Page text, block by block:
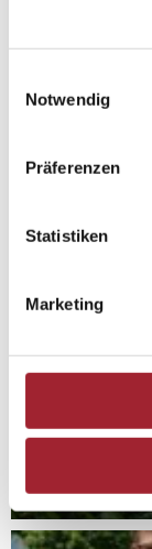
Notwendig
Präferenzen
Statistiken
Marketing